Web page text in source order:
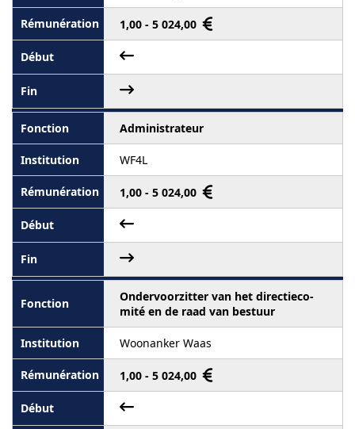
1,00 - 5 024,00
Administrateur
WF4L
1,00 - 5 024,00
Ondervoorzitter van het directieco-
mité en de raad van bestuur
Woonanker Waas
1,00 - 5 024,00